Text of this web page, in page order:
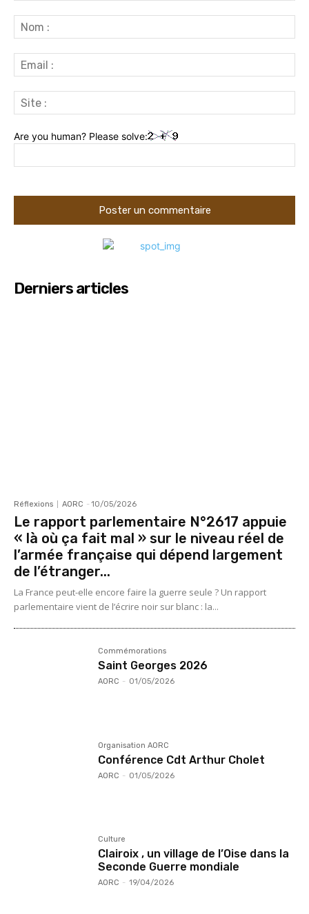
:
:
:
Are you human? Please solve:
Derniers articles
Réflexions AORC - 10/05/2026
Le rapport parlementaire N°2617 appuie
« là où ça fait mal » sur le niveau réel de
l’armée française qui dépend largement
de l’étranger...
La France peut-elle encore faire la guerre seule ? Un rapport
parlementaire vient de l’écrire noir sur blanc : la...
Commémorations
Saint Georges 2026
AORC - 01/05/2026
Organisation AORC
Conférence Cdt Arthur Cholet
AORC - 01/05/2026
Culture
Clairoix , un village de l’Oise dans la
Seconde Guerre mondiale
AORC - 19/04/2026